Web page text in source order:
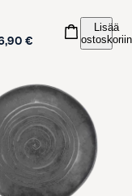
€
Lisää
ostoskoriin